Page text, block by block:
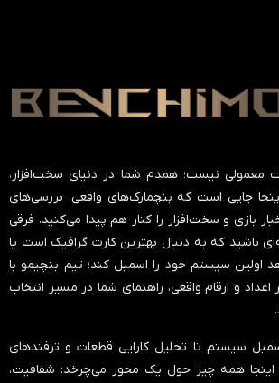
نیست؛ همدم شما در دنیای سخت‌افزار،
جایی است که بنچمارک‌های واقعی، بررسی‌های
بازی و سخت‌افزار را کنار هم پیدا می‌کنید. فرقی
باشید که به دنبال بهترین کارت گرافیک است یا
اولین سیستم خود را اسمبل کند؛ تیم بنچیمو با
اعداد و ارقام واقعی، راهنمای شما در مسیر انتخاب
سیستم تا تحلیل کارایی قطعات و ترفندهای
اینجا همه چیز حول یک محور می‌چرخد: شفافیت،